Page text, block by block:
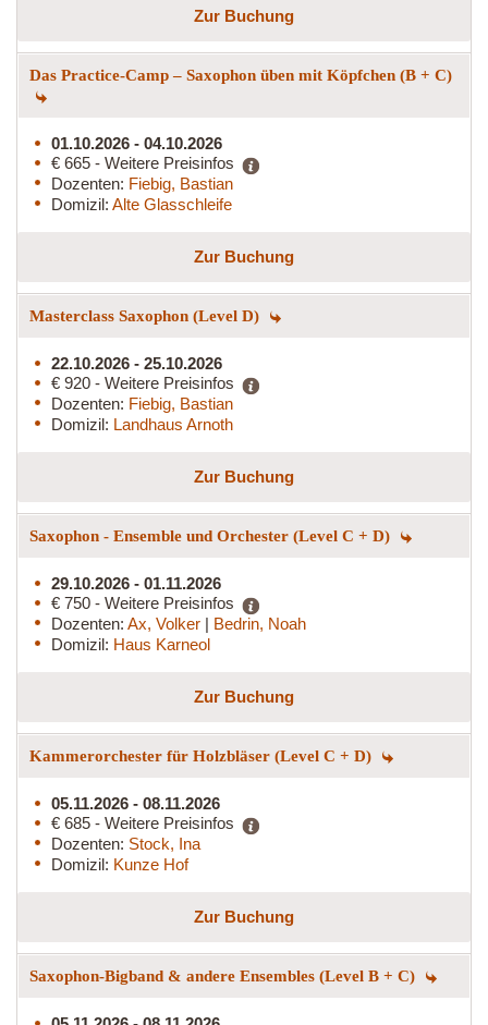
Zur Buchung
Das Practice-Camp – Saxophon üben mit Köpfchen (B + C)
01.10.2026 - 04.10.2026
€ 665 - Weitere Preisinfos
Dozenten: Fiebig, Bastian
Domizil: Alte Glasschleife
Zur Buchung
Masterclass Saxophon (Level D)
22.10.2026 - 25.10.2026
€ 920 - Weitere Preisinfos
Dozenten: Fiebig, Bastian
Domizil: Landhaus Arnoth
Zur Buchung
Saxophon - Ensemble und Orchester (Level C + D)
29.10.2026 - 01.11.2026
€ 750 - Weitere Preisinfos
Dozenten: Ax, Volker | Bedrin, Noah
Domizil: Haus Karneol
Zur Buchung
Kammerorchester für Holzbläser (Level C + D)
05.11.2026 - 08.11.2026
€ 685 - Weitere Preisinfos
Dozenten: Stock, Ina
Domizil: Kunze Hof
Zur Buchung
Saxophon-Bigband & andere Ensembles (Level B + C)